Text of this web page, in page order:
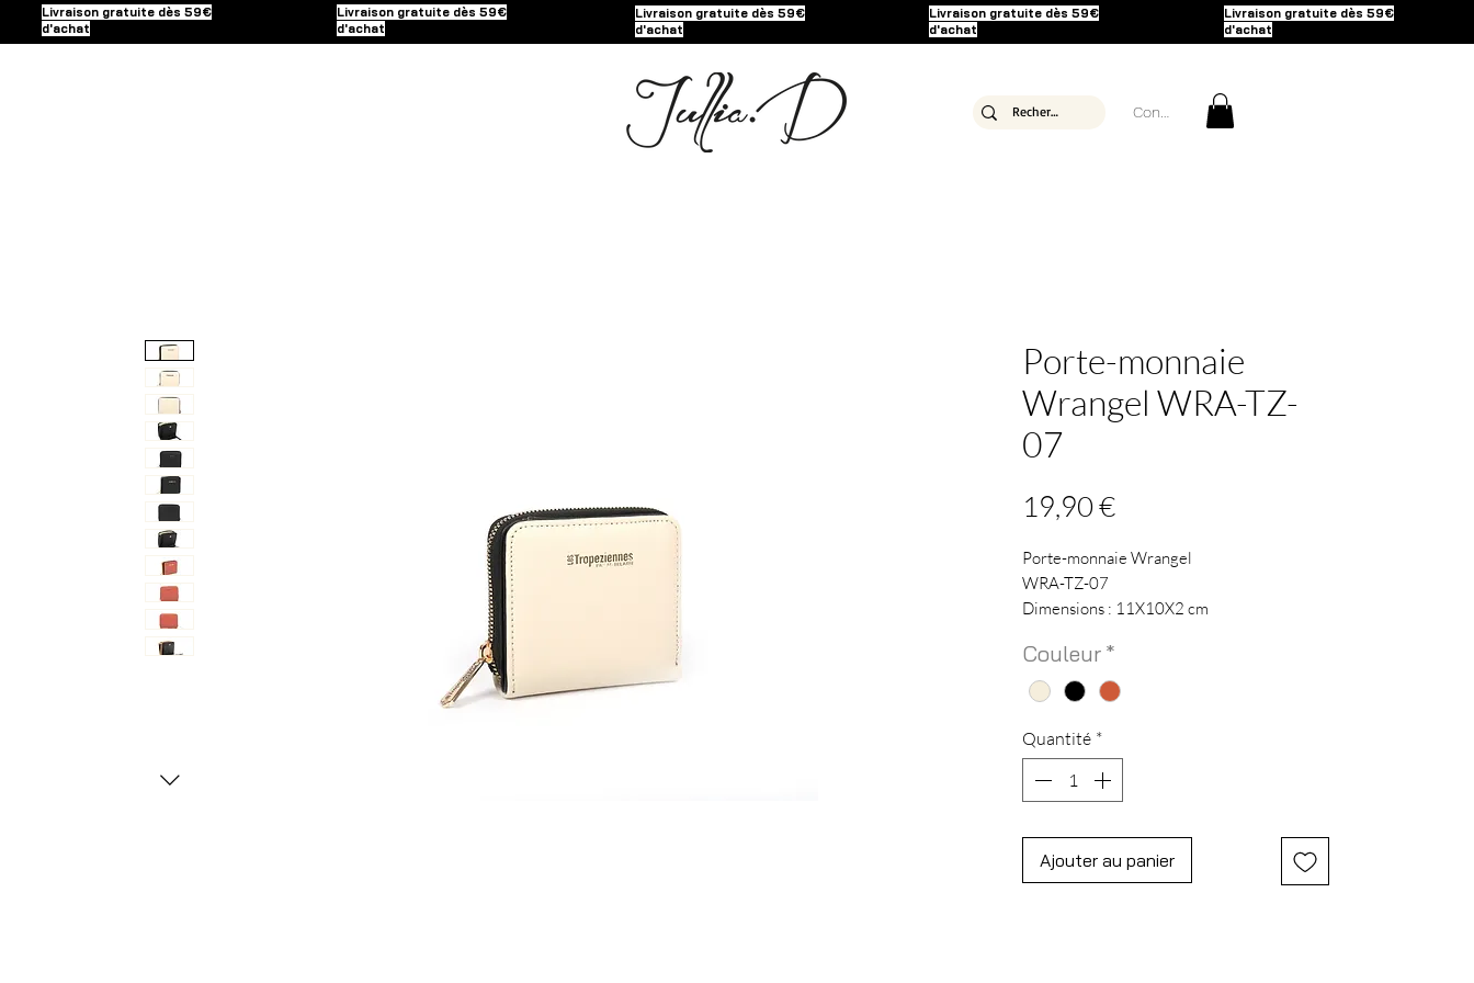
Livraison gratuite dès 59€
d'achat
Livraison gratuite dès 59€
d'achat
Livraison gratuite dès 59€
d'achat
Livraison gratuite dès 59€
d'achat
Livraison gratuite dès 59€
d'achat
Connexion
Porte-monnaie
Wrangel WRA-TZ-
07
19,90 €Prix
Porte-monnaie Wrangel
WRA-TZ-07
Dimensions : 11X10X2 cm
Couleur *
Quantité *
Ajouter au panier